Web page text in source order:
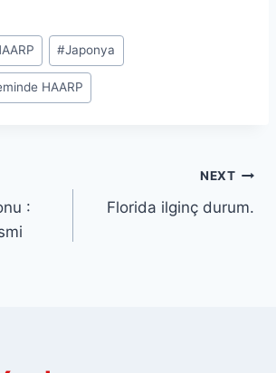
#Japonya
HAARP
:
NEXT
Florida ilginç durum.